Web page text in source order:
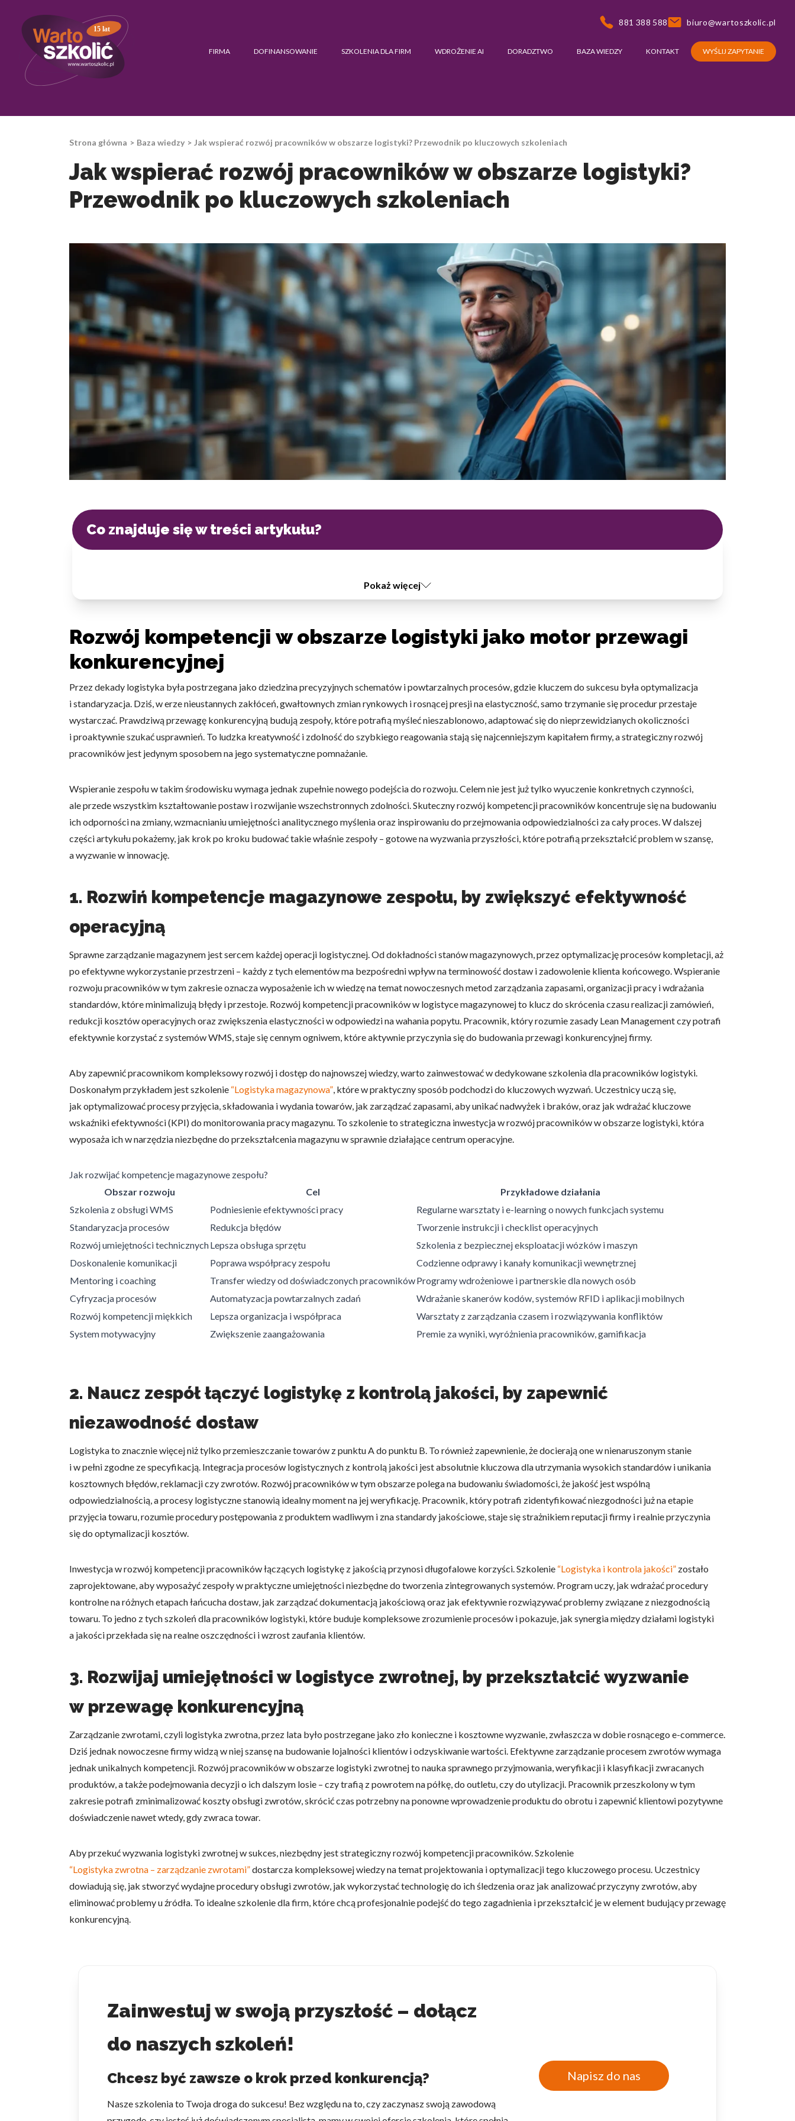
15 lat
881 388 588 biuro@wartoszkolic.pl
FIRMA DOFINANSOWANIE SZKOLENIA DLA FIRM WDROŻENIE AI DORADZTWO BAZA WIEDZY KONTAKT WYŚLIJ ZAPYTANIE
Strona główna Baza wiedzy Jak wspierać rozwój pracowników w obszarze logistyki? Przewodnik po kluczowych szkoleniach
Jak wspierać rozwój pracowników w obszarze logistyki?
Przewodnik po kluczowych szkoleniach
Co znajduje się w treści artykułu?
Pokaż więcej
Rozwój kompetencji w obszarze logistyki jako motor przewagi
konkurencyjnej
Przez dekady logistyka była postrzegana jako dziedzina precyzyjnych schematów i powtarzalnych procesów, gdzie kluczem do sukcesu była optymalizacja
i standaryzacja. Dziś, w erze nieustannych zakłóceń, gwałtownych zmian rynkowych i rosnącej presji na elastyczność, samo trzymanie się procedur przestaje
wystarczać. Prawdziwą przewagę konkurencyjną budują zespoły, które potrafią myśleć nieszablonowo, adaptować się do nieprzewidzianych okoliczności
i proaktywnie szukać usprawnień. To ludzka kreatywność i zdolność do szybkiego reagowania stają się najcenniejszym kapitałem firmy, a strategiczny rozwój
pracowników jest jedynym sposobem na jego systematyczne pomnażanie.
Wspieranie zespołu w takim środowisku wymaga jednak zupełnie nowego podejścia do rozwoju. Celem nie jest już tylko wyuczenie konkretnych czynności,
ale przede wszystkim kształtowanie postaw i rozwijanie wszechstronnych zdolności. Skuteczny rozwój kompetencji pracowników koncentruje się na budowaniu
ich odporności na zmiany, wzmacnianiu umiejętności analitycznego myślenia oraz inspirowaniu do przejmowania odpowiedzialności za cały proces. W dalszej
części artykułu pokażemy, jak krok po kroku budować takie właśnie zespoły – gotowe na wyzwania przyszłości, które potrafią przekształcić problem w szansę,
a wyzwanie w innowację.
1. Rozwiń kompetencje magazynowe zespołu, by zwiększyć efektywność
operacyjną
Sprawne zarządzanie magazynem jest sercem każdej operacji logistycznej. Od dokładności stanów magazynowych, przez optymalizację procesów kompletacji, aż
po efektywne wykorzystanie przestrzeni – każdy z tych elementów ma bezpośredni wpływ na terminowość dostaw i zadowolenie klienta końcowego. Wspieranie
rozwoju pracowników w tym zakresie oznacza wyposażenie ich w wiedzę na temat nowoczesnych metod zarządzania zapasami, organizacji pracy i wdrażania
standardów, które minimalizują błędy i przestoje. Rozwój kompetencji pracowników w logistyce magazynowej to klucz do skrócenia czasu realizacji zamówień,
redukcji kosztów operacyjnych oraz zwiększenia elastyczności w odpowiedzi na wahania popytu. Pracownik, który rozumie zasady Lean Management czy potrafi
efektywnie korzystać z systemów WMS, staje się cennym ogniwem, które aktywnie przyczynia się do budowania przewagi konkurencyjnej firmy.
Aby zapewnić pracownikom kompleksowy rozwój i dostęp do najnowszej wiedzy, warto zainwestować w dedykowane szkolenia dla pracowników logistyki.
Doskonałym przykładem jest szkolenie “Logistyka magazynowa”, które w praktyczny sposób podchodzi do kluczowych wyzwań. Uczestnicy uczą się,
jak optymalizować procesy przyjęcia, składowania i wydania towarów, jak zarządzać zapasami, aby unikać nadwyżek i braków, oraz jak wdrażać kluczowe
wskaźniki efektywności (KPI) do monitorowania pracy magazynu. To szkolenie to strategiczna inwestycja w rozwój pracowników w obszarze logistyki, która
wyposaża ich w narzędzia niezbędne do przekształcenia magazynu w sprawnie działające centrum operacyjne.
Jak rozwijać kompetencje magazynowe zespołu?
Obszar rozwoju
Cel
Przykładowe działania
Szkolenia z obsługi WMS
Podniesienie efektywności pracy
Regularne warsztaty i e-learning o nowych funkcjach systemu
Standaryzacja procesów
Redukcja błędów
Tworzenie instrukcji i checklist operacyjnych
Rozwój umiejętności technicznychLepsza obsługa sprzętu
Szkolenia z bezpiecznej eksploatacji wózków i maszyn
Doskonalenie komunikacji
Poprawa współpracy zespołu
Codzienne odprawy i kanały komunikacji wewnętrznej
Mentoring i coaching
Transfer wiedzy od doświadczonych pracownikówProgramy wdrożeniowe i partnerskie dla nowych osób
Cyfryzacja procesów
Automatyzacja powtarzalnych zadań
Wdrażanie skanerów kodów, systemów RFID i aplikacji mobilnych
Rozwój kompetencji miękkich
Lepsza organizacja i współpraca
Warsztaty z zarządzania czasem i rozwiązywania konfliktów
System motywacyjny
Zwiększenie zaangażowania Premie za wyniki, wyróżnienia pracowników, gamifikacja
2. Naucz zespół łączyć logistykę z kontrolą jakości, by zapewnić
niezawodność dostaw
Logistyka to znacznie więcej niż tylko przemieszczanie towarów z punktu A do punktu B. To również zapewnienie, że docierają one w nienaruszonym stanie
i w pełni zgodne ze specyfikacją. Integracja procesów logistycznych z kontrolą jakości jest absolutnie kluczowa dla utrzymania wysokich standardów i unikania
kosztownych błędów, reklamacji czy zwrotów. Rozwój pracowników w tym obszarze polega na budowaniu świadomości, że jakość jest wspólną
odpowiedzialnością, a procesy logistyczne stanowią idealny moment na jej weryfikację. Pracownik, który potrafi zidentyfikować niezgodności już na etapie
przyjęcia towaru, rozumie procedury postępowania z produktem wadliwym i zna standardy jakościowe, staje się strażnikiem reputacji firmy i realnie przyczynia
się do optymalizacji kosztów.
Inwestycja w rozwój kompetencji pracowników łączących logistykę z jakością przynosi długofalowe korzyści. Szkolenie “Logistyka i kontrola jakości” zostało
zaprojektowane, aby wyposażyć zespoły w praktyczne umiejętności niezbędne do tworzenia zintegrowanych systemów. Program uczy, jak wdrażać procedury
kontrolne na różnych etapach łańcucha dostaw, jak zarządzać dokumentacją jakościową oraz jak efektywnie rozwiązywać problemy związane z niezgodnością
towaru. To jedno z tych szkoleń dla pracowników logistyki, które buduje kompleksowe zrozumienie procesów i pokazuje, jak synergia między działami logistyki
a jakości przekłada się na realne oszczędności i wzrost zaufania klientów.
3. Rozwijaj umiejętności w logistyce zwrotnej, by przekształcić wyzwanie
w przewagę konkurencyjną
Zarządzanie zwrotami, czyli logistyka zwrotna, przez lata było postrzegane jako zło konieczne i kosztowne wyzwanie, zwłaszcza w dobie rosnącego e-commerce.
Dziś jednak nowoczesne firmy widzą w niej szansę na budowanie lojalności klientów i odzyskiwanie wartości. Efektywne zarządzanie procesem zwrotów wymaga
jednak unikalnych kompetencji. Rozwój pracowników w obszarze logistyki zwrotnej to nauka sprawnego przyjmowania, weryfikacji i klasyfikacji zwracanych
produktów, a także podejmowania decyzji o ich dalszym losie – czy trafią z powrotem na półkę, do outletu, czy do utylizacji. Pracownik przeszkolony w tym
zakresie potrafi zminimalizować koszty obsługi zwrotów, skrócić czas potrzebny na ponowne wprowadzenie produktu do obrotu i zapewnić klientowi pozytywne
doświadczenie nawet wtedy, gdy zwraca towar.
Aby przekuć wyzwania logistyki zwrotnej w sukces, niezbędny jest strategiczny rozwój kompetencji pracowników. Szkolenie
“Logistyka zwrotna – zarządzanie zwrotami”dostarcza kompleksowej wiedzy na temat projektowania i optymalizacji tego kluczowego procesu. Uczestnicy
dowiadują się, jak stworzyć wydajne procedury obsługi zwrotów, jak wykorzystać technologię do ich śledzenia oraz jak analizować przyczyny zwrotów, aby
eliminować problemy u źródła. To idealne szkolenie dla firm, które chcą profesjonalnie podejść do tego zagadnienia i przekształcić je w element budujący przewagę
konkurencyjną.
Zainwestuj w swoją przyszłość – dołącz
do naszych szkoleń!
Chcesz być zawsze o krok przed konkurencją?
Nasze szkolenia to Twoja droga do sukcesu! Bez względu na to, czy zaczynasz swoją zawodową
Napisz do nas
Wykorzystujemy pliki cookie do spersonalizowania treści i reklam, aby oferować funkcje społecznościowe i analizować ruch w
z ich usług.
Niezbędne
Niezbędne pliki cookie mają kluczowe znaczenie dla podstawowych funkcji witryny i witryna nie będzie działać w zamierzony
sposób bez nich. Te pliki cookie nie przechowują żadnych danych umożliwiających identyfikację osoby.
Pliki cookie dotyczące preferencji umożliwiają stronie zapamiętanie informacji, które zmieniają wygląd lub funkcjonowanie strony,
np. preferowany język lub region, w którym znajduje się użytkownik.
Statystyka
Marketingowe pliki cookie stosowane są w celu śledzenia użytkowników na stronach internetowych. Celem jest wyświetlanie
reklamodawców strony trzeciej.
Nieklasyfikowane
Nieklasyfikowane pliki cookie, to pliki, które są w procesie klasyfikowania, wraz z dostawcami poszczególnych ciasteczek.